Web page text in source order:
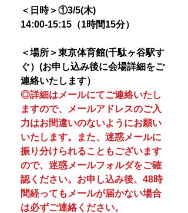
＜日時＞①3/5(木)
14:00-15:15（1時間15分）
＜場所＞東京体育館(千駄ヶ谷駅す
ぐ）(お申し込み後に会場詳細をご
連絡いたします）
◎詳細はメールにてご連絡いたし
ますので、メールアドレスのご入
力はお間違いのないようにお願い
いたします。また、迷惑メールに
振り分けられることもございます
ので、迷惑メールフォルダをご確
認ください。お申し込み後、48時
間経ってもメールが届かない場合
は必ずご連絡ください。